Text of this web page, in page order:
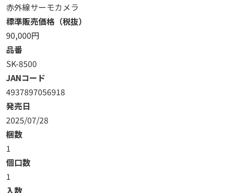
赤外線サーモカメラ
標準販売価格（税抜）
90,000円
品番
SK-8500
JANコード
4937897056918
発売日
2025/07/28
梱数
1
個口数
1
入数